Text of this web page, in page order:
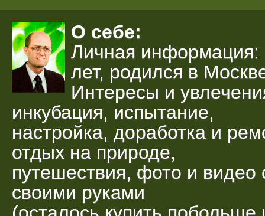
О себе:
Личная информация:
лет, родился в
Интересы и
инкубация, испытание,
настройка, доработка и
отдых на природе,
путешествия, фото и
своими руками